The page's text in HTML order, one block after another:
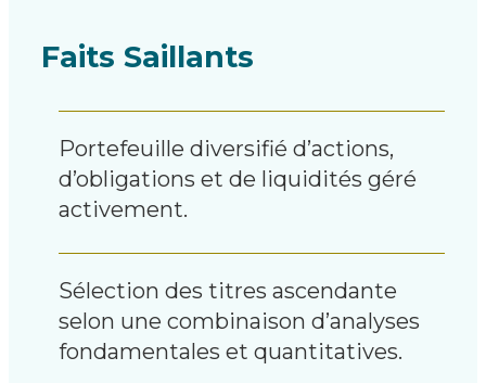
Faits Saillants
Portefeuille diversifié d’actions,
d’obligations et de liquidités géré
activement.
Sélection des titres ascendante
selon une combinaison d’analyses
fondamentales et quantitatives.